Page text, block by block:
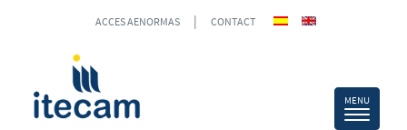
ACCES AENORMAS | CONTACT